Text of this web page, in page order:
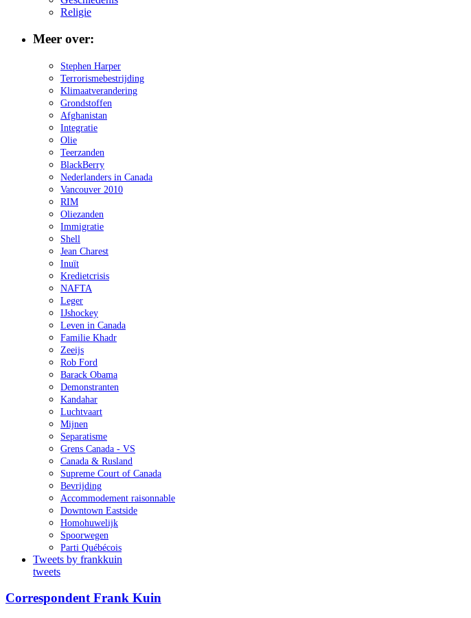
Religie
Meer over:
Stephen Harper
Terrorismebestrijding
Klimaatverandering
Grondstoffen
Afghanistan
Integratie
Olie
Teerzanden
BlackBerry
Nederlanders in Canada
Vancouver 2010
RIM
Oliezanden
Immigratie
Shell
Jean Charest
Inuït
Kredietcrisis
NAFTA
Leger
IJshockey
Leven in Canada
Familie Khadr
Zeeijs
Rob Ford
Barack Obama
Demonstranten
Kandahar
Luchtvaart
Mijnen
Separatisme
Grens Canada - VS
Canada & Rusland
Supreme Court of Canada
Bevrijding
Accommodement raisonnable
Downtown Eastside
Homohuwelijk
Spoorwegen
Parti Québécois
Tweets by frankkuin
tweets
Correspondent Frank Kuin